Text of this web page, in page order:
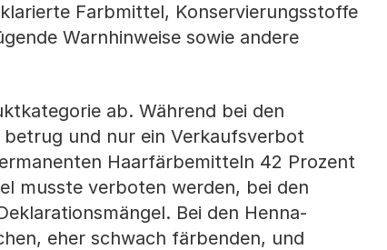
Farbmittel, Konservierungsstoffe
Warnhinweise sowie andere
ab. Während bei den
betrug und nur ein Verkaufsverbot
Haarfärbemitteln 42 Prozent
musste verboten werden, bei den
Bei den Henna-
eher schwach färbenden, und